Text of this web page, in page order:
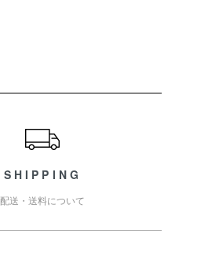
SHIPPING
配送・送料について